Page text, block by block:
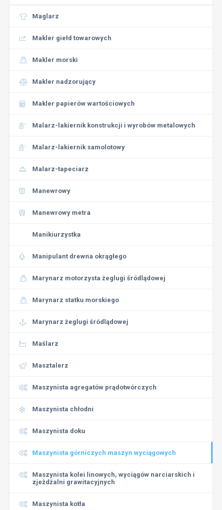
Maglarz
Makler giełd towarowych
Makler morski
Makler nadzorujący
Makler papierów wartościowych
Malarz-lakiernik konstrukcji i wyrobów metalowych
Malarz-lakiernik samolotowy
Malarz-tapeciarz
Manewrowy
Manewrowy metra
Manikiurzystka
Manipulant drewna okrągłego
Marynarz motorzysta żeglugi śródlądowej
Marynarz statku morskiego
Marynarz żeglugi śródlądowej
Maślarz
Masztalerz
Maszynista agregatów prądotwórczych
Maszynista chłodni
Maszynista doku
Maszynista górniczych maszyn wyciągowych
Maszynista kolei linowych, wyciągów narciarskich i
zjeżdżalni grawitacyjnych
Maszynista kotła